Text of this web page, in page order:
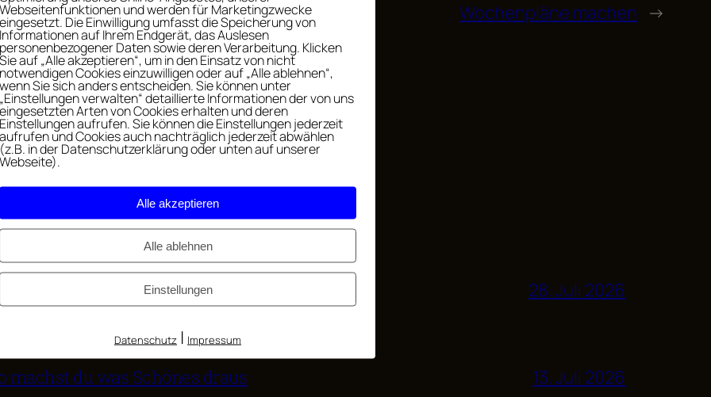
Wochenpläne machen →
Kind verdienen darf – und ab wann 28. Juli 2026
machst du was Schönes draus 13. Juli 2026
Webseitenfunktionen und werden für Marketingzwecke
eingesetzt. Die Einwilligung umfasst die Speicherung von
Informationen auf Ihrem Endgerät, das Auslesen
personenbezogener Daten sowie deren Verarbeitung. Klicken
Sie auf „Alle akzeptieren“, um in den Einsatz von nicht
notwendigen Cookies einzuwilligen oder auf „Alle ablehnen“,
wenn Sie sich anders entscheiden. Sie können unter
„Einstellungen verwalten“ detaillierte Informationen der von uns
eingesetzten Arten von Cookies erhalten und deren
Einstellungen aufrufen. Sie können die Einstellungen jederzeit
aufrufen und Cookies auch nachträglich jederzeit abwählen
(z.B. in der Datenschutzerklärung oder unten auf unserer
Webseite).
Alle akzeptieren
Alle ablehnen
Einstellungen
Datenschutz | Impressum